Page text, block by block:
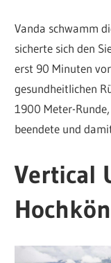
Vanda schwamm
sicherte sich den
erst 90 Minuten
gesundheitlichen
1900 Meter-
beendete und
Vertical